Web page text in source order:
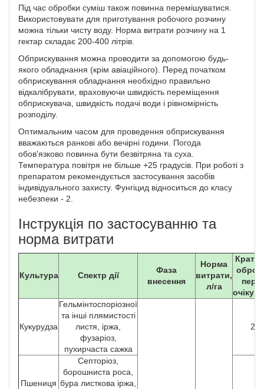
Під час обробки суміш також повинна перемішуватися.
Використовувати для приготування робочого розчину
можна тільки чисту воду. Норма витрати розчину на 1
гектар складає 200-400 літрів.
Обприскування можна проводити за допомогою будь-
якого обладнання (крім авіаційного). Перед початком
обприскування обладнання необхідно правильно
відкалібрувати, враховуючи швидкість переміщення
обприскувача, швидкість подачі води і рівномірність
розподілу.
Оптимальним часом для проведення обприскування
вважаються ранкові або вечірні години. Погода
обов'язково повинна бути безвітряна та суха.
Температура повітря не більше +25 градусів. При роботі з
препаратом рекомендується застосування засобів
індивідуального захисту. Фунгіцид відноситься до класу
небезпеки - 2.
Інструкція по застосуванню та
норма витрати
Культура Спектр дії
Фаза
внесення
Норма
витрати,
л/га
Кукурудза
Гельмінтоспоріозної
та інші плямистості
листя, іржа,
фузаріоз,
пухирчаста сажка
2/-
Пшениця
Септоріоз,
борошниста роса,
бура листкова іржа,